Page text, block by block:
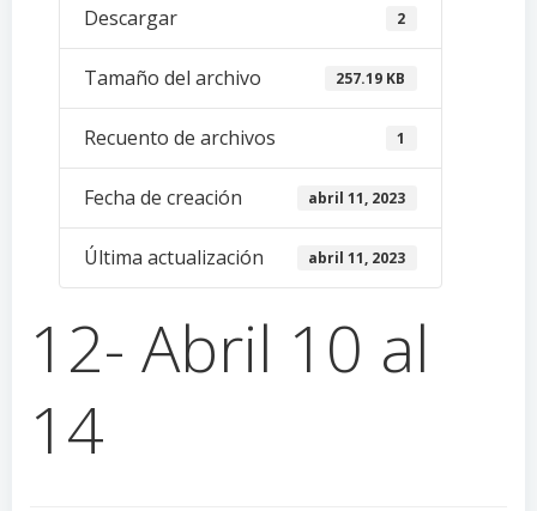
Descargar 2
Tamaño del archivo 257.19 KB
Recuento de archivos 1
Fecha de creación abril 11, 2023
Última actualización abril 11, 2023
12- Abril 10 al
14